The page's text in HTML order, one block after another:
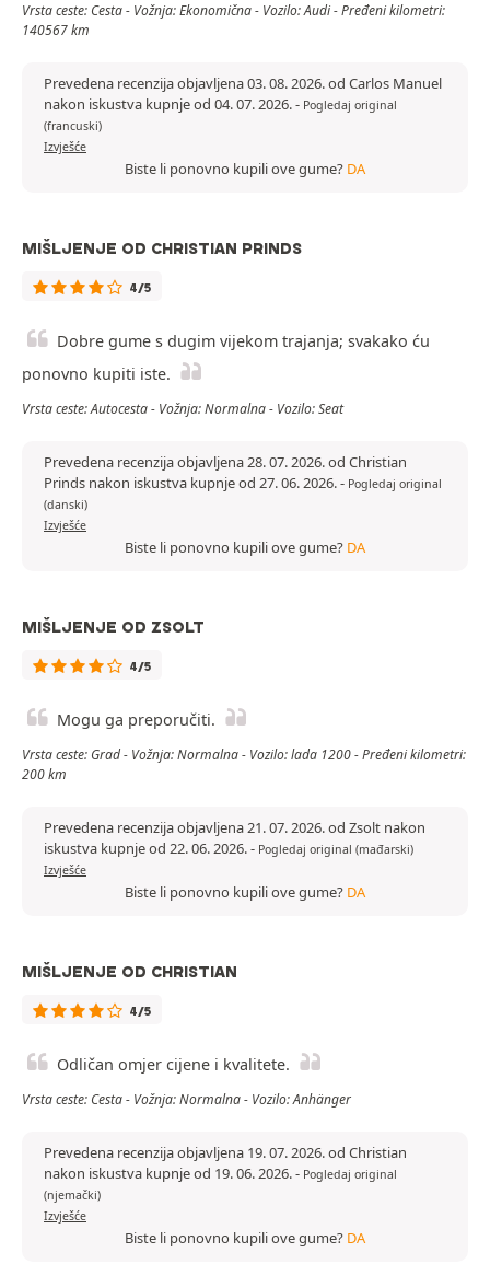
Vrsta ceste: Cesta - Vožnja: Ekonomična - Vozilo: Audi - Pređeni kilometri:
140567 km
Prevedena recenzija objavljena 03. 08. 2026. od Carlos Manuel
nakon iskustva kupnje od 04. 07. 2026.- Pogledaj original
(francuski)
Izvješće
Biste li ponovno kupili ove gume? DA
MIŠLJENJE OD CHRISTIAN PRINDS
4/5
Dobre gume s dugim vijekom trajanja; svakako ću
ponovno kupiti iste.
Vrsta ceste: Autocesta - Vožnja: Normalna - Vozilo: Seat
Prevedena recenzija objavljena 28. 07. 2026. od Christian
Prinds nakon iskustva kupnje od 27. 06. 2026.- Pogledaj original
(danski)
Izvješće
Biste li ponovno kupili ove gume? DA
MIŠLJENJE OD ZSOLT
4/5
Mogu ga preporučiti.
Vrsta ceste: Grad - Vožnja: Normalna - Vozilo: lada 1200 - Pređeni kilometri:
200 km
Prevedena recenzija objavljena 21. 07. 2026. od Zsolt nakon
iskustva kupnje od 22. 06. 2026.- Pogledaj original (mađarski)
Izvješće
Biste li ponovno kupili ove gume? DA
MIŠLJENJE OD CHRISTIAN
4/5
Odličan omjer cijene i kvalitete.
Vrsta ceste: Cesta - Vožnja: Normalna - Vozilo: Anhänger
Prevedena recenzija objavljena 19. 07. 2026. od Christian
nakon iskustva kupnje od 19. 06. 2026.- Pogledaj original
(njemački)
Izvješće
Biste li ponovno kupili ove gume? DA